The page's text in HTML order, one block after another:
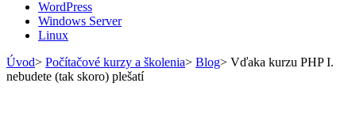
WordPress
Windows Server
Linux
Úvod> Počítačové kurzy a školenia> Blog> Vďaka kurzu PHP I.
nebudete (tak skoro) plešatí